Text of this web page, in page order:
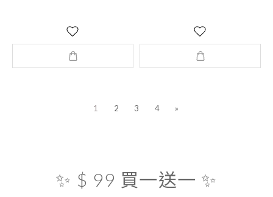
1 2 3 4 »
✨ $ 99 買一送一 ✨